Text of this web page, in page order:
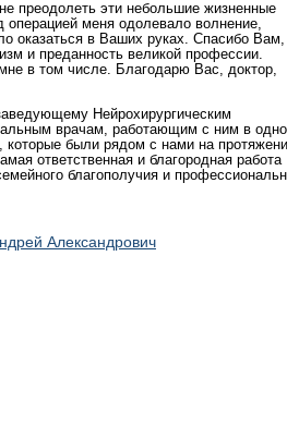
преодолеть эти небольшие жизненные
меня одолевало волнение,
оказаться в Ваших руках. Спасибо Вам,
и преданность великой профессии.
в том числе. Благодарю Вас, доктор,
Нейрохирургическим
врачам, работающим с ним в
были рядом с нами на
ответственная и благородная работа
благополучия и
Александрович